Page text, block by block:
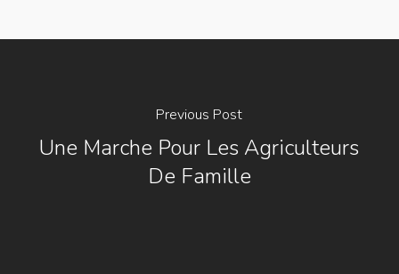
Previous Post
Une Marche Pour Les Agriculteurs
De Famille